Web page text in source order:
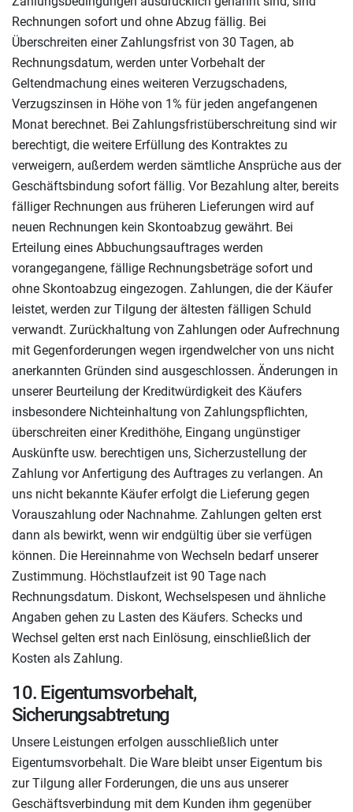
Rechnungen sofort und ohne Abzug fällig. Bei
Überschreiten einer Zahlungsfrist von 30 Tagen, ab
Rechnungsdatum, werden unter Vorbehalt der
Geltendmachung eines weiteren Verzugschadens,
Verzugszinsen in Höhe von 1% für jeden angefangenen
Monat berechnet. Bei Zahlungsfristüberschreitung sind wir
berechtigt, die weitere Erfüllung des Kontraktes zu
verweigern, außerdem werden sämtliche Ansprüche aus der
Geschäftsbindung sofort fällig. Vor Bezahlung alter, bereits
fälliger Rechnungen aus früheren Lieferungen wird auf
neuen Rechnungen kein Skontoabzug gewährt. Bei
Erteilung eines Abbuchungsauftrages werden
vorangegangene, fällige Rechnungsbeträge sofort und
ohne Skontoabzug eingezogen. Zahlungen, die der Käufer
leistet, werden zur Tilgung der ältesten fälligen Schuld
verwandt. Zurückhaltung von Zahlungen oder Aufrechnung
mit Gegenforderungen wegen irgendwelcher von uns nicht
anerkannten Gründen sind ausgeschlossen. Änderungen in
unserer Beurteilung der Kreditwürdigkeit des Käufers
insbesondere Nichteinhaltung von Zahlungspflichten,
überschreiten einer Kredithöhe, Eingang ungünstiger
Auskünfte usw. berechtigen uns, Sicherzustellung der
Zahlung vor Anfertigung des Auftrages zu verlangen. An
uns nicht bekannte Käufer erfolgt die Lieferung gegen
Vorauszahlung oder Nachnahme. Zahlungen gelten erst
dann als bewirkt, wenn wir endgültig über sie verfügen
können. Die Hereinnahme von Wechseln bedarf unserer
Zustimmung. Höchstlaufzeit ist 90 Tage nach
Rechnungsdatum. Diskont, Wechselspesen und ähnliche
Angaben gehen zu Lasten des Käufers. Schecks und
Wechsel gelten erst nach Einlösung, einschließlich der
Kosten als Zahlung.
10. Eigentumsvorbehalt,
Sicherungsabtretung
Unsere Leistungen erfolgen ausschließlich unter
Eigentumsvorbehalt. Die Ware bleibt unser Eigentum bis
zur Tilgung aller Forderungen, die uns aus unserer
Geschäftsverbindung mit dem Kunden ihm gegenüber